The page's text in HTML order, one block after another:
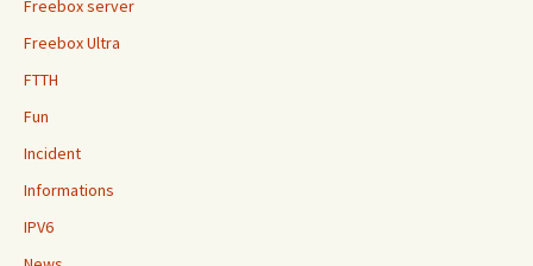
Freebox server
Freebox Ultra
FTTH
Fun
Incident
Informations
IPV6